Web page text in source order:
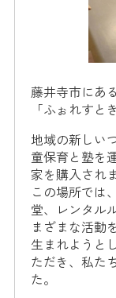
藤井寺市にあ
「ふぉれすと
地域の新しい
童保育と塾を
家を購入され
この場所では
堂、レンタル
まざまな活動
生まれようと
ただき、私た
た。